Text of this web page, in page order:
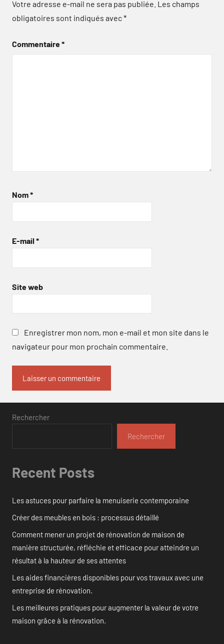
Votre adresse e-mail ne sera pas publiée. Les champs
obligatoires sont indiqués avec*
Commentaire*
Nom*
E-mail *
Site web
Enregistrer mon nom, mon e-mail et mon site dans le
navigateur pour mon prochain commentaire.
Rechercher
Rechercher
Recent Posts
Les astuces pour parfaire la menuiserie contemporaine
Créer des meubles en bois : processus détaillé
Comment mener un projet de rénovation de maison de
manière structurée, réfléchie et efficace pour atteindre un
résultat à la hauteur de ses attentes
Les aides financières disponibles pour vos travaux avec une
entreprise de rénovation.
Les meilleures pratiques pour augmenter la valeur de votre
maison grâce à la rénovation.